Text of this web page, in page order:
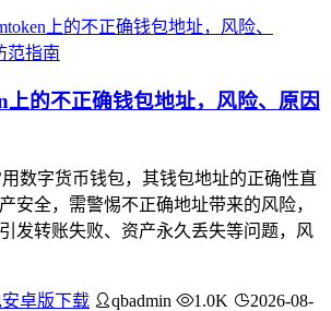
上的不正确钱包地址，风险、原因
用数字货币钱包，其钱包地址的正确性直
安全，需警惕不正确地址带来的风险，
发转账失败、资产永久丢失等问题，风
安卓版下载 qbadmin 1.0K
2026-08-